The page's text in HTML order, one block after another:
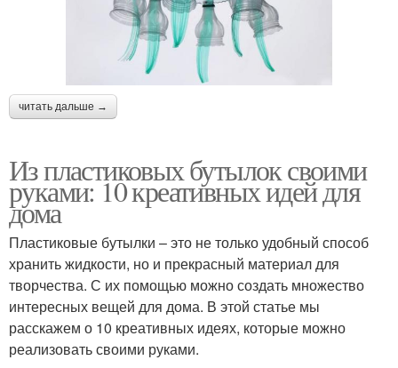
читать дальше →
Из пластиковых бутылок своими
руками: 10 креативных идей для
дома
Пластиковые бутылки – это не только удобный способ
хранить жидкости, но и прекрасный материал для
творчества. С их помощью можно создать множество
интересных вещей для дома. В этой статье мы
расскажем о 10 креативных идеях, которые можно
реализовать своими руками.